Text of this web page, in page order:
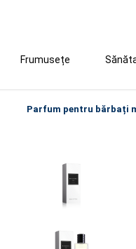
Frumusețe
Parfum pentru bărbați